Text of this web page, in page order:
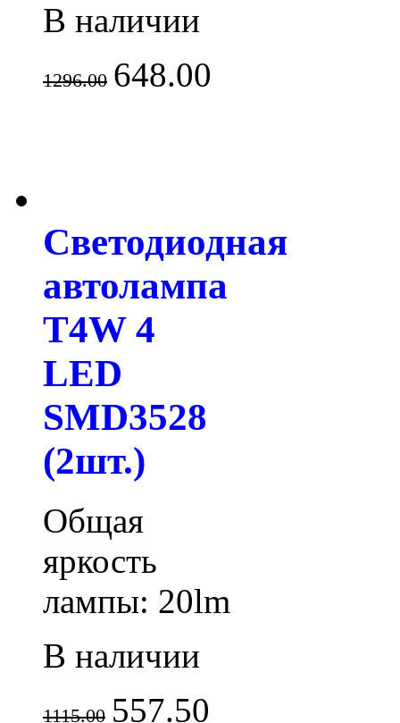
В наличии
1296.00 648.00
Светодиодная
автолампа
T4W 4
LED
SMD3528
(2шт.)
Общая
яркость
лампы: 20lm
В наличии
1115.00 557.50